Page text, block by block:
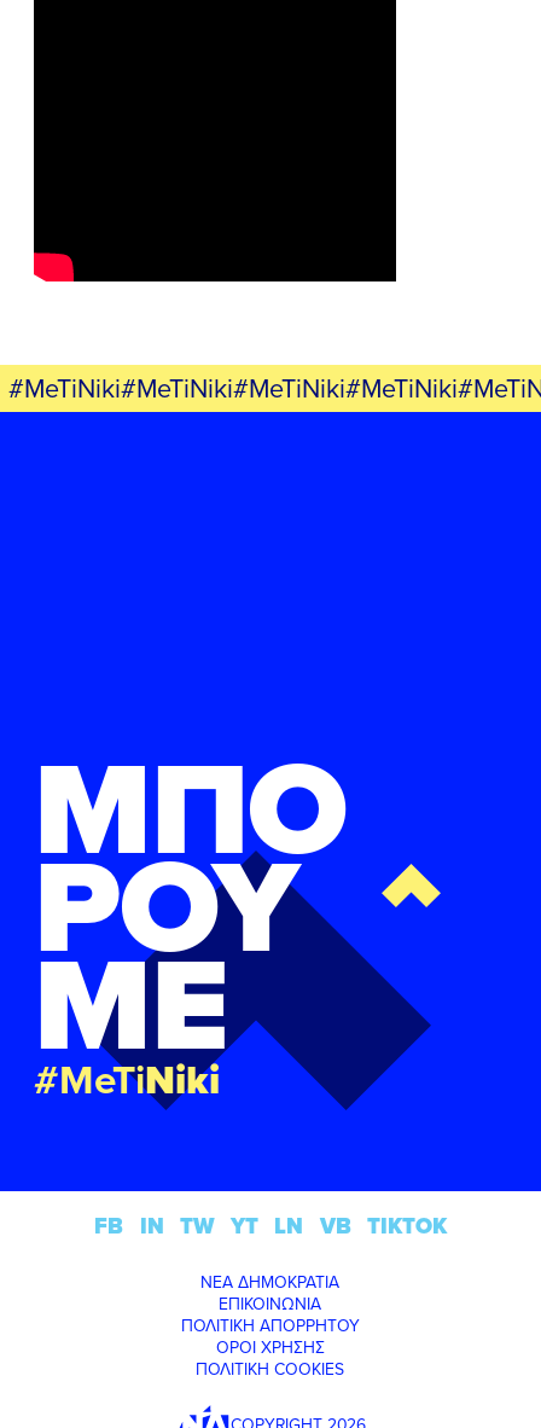
ΜΠΟ
ΡΟΥ
ΜΕ
#MeTiNiki
ΝΕΑ ΔΗΜΟΚΡΑΤΙΑ
ΕΠΙΚΟΙΝΩΝΙΑ
ΠΟΛΙΤΙΚΗ ΑΠΟΡΡΗΤΟΥ
ΟΡΟΙ ΧΡΗΣΗΣ
ΠΟΛΙΤΙΚΗ COOKIES
FB IN TW YT LN VB TIKTOK